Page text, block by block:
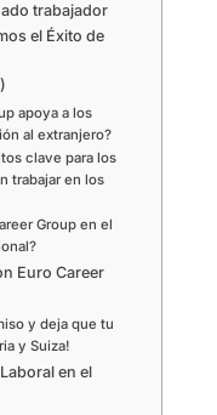
trabajador
el Éxito de
apoya a los
al extranjero?
clave para los
trabajar en los
Group en el
Euro Career
y deja que tu
y Suiza!
en el